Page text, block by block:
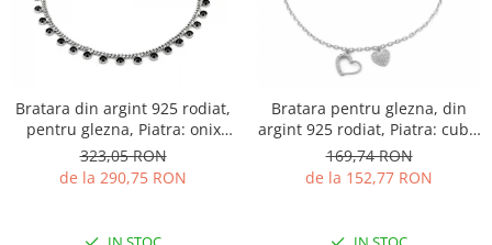
Bratara din argint 925 rodiat,
pentru glezna, Piatra: onix
fatetat, Sonis Silver
323,05 RON
de la 290,75 RON
Bratara pentru glezna, din
argint 925 rodiat, Piatra: cubic
zirconia, Culoare:
transparenta, Sonis Silver
169,74 RON
de la 152,77 RON